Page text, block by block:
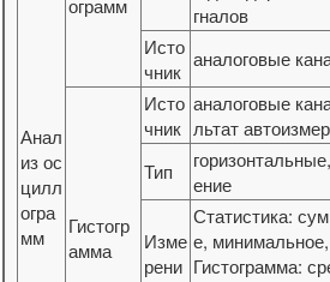
Анал
из ос
цилл
огра
мм
ограмм
гналов
Исто
чник
аналоговые
Гистогр
амма
Исто
чник
аналоговые
льтат
Тип
ение
Изме
рени
Статистика:
е,
Гистограмма: